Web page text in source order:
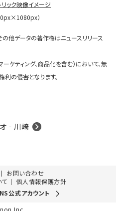
リック映像イメージ
）
他データの著作権はニュースリリース
ケティング、商品化を含む）において、無
利の侵害となります。
オ‐川崎
お問い合わせ
個人情報保護方針
公式アカウント
Inc.